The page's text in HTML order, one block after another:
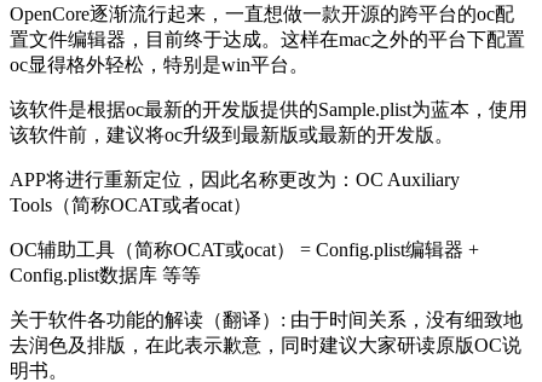
OpenCore逐渐流行起来，一直想做一款开源的跨平台的oc配
置文件编辑器，目前终于达成。这样在mac之外的平台下配置
oc显得格外轻松，特别是win平台。
该软件是根据oc最新的开发版提供的Sample.plist为蓝本，使用
该软件前，建议将oc升级到最新版或最新的开发版。
APP将进行重新定位，因此名称更改为：OC Auxiliary
Tools（简称OCAT或者ocat）
OC辅助工具（简称OCAT或ocat） = Config.plist编辑器 +
Config.plist数据库 等等
关于软件各功能的解读（翻译）: 由于时间关系，没有细致地
去润色及排版，在此表示歉意，同时建议大家研读原版OC说
明书。